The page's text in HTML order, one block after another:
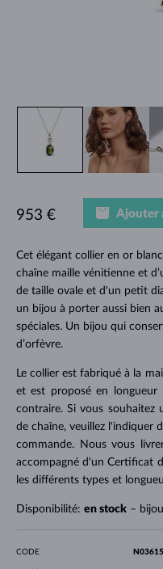
Cet élégant collier en or
chaîne maille vénitienne et
de taille ovale et d'un petit
un bijou à porter aussi bien
spéciales. Un bijou qui
d’orfèvre.
Le collier est fabriqué à la
et est proposé en
contraire. Si vous
de chaîne, veuillez l'indiquer
commande. Nous vous
accompagné d'un Certificat
les différents types et
Disponibilité: en stock– bijou
953 € Ajouter
CODE